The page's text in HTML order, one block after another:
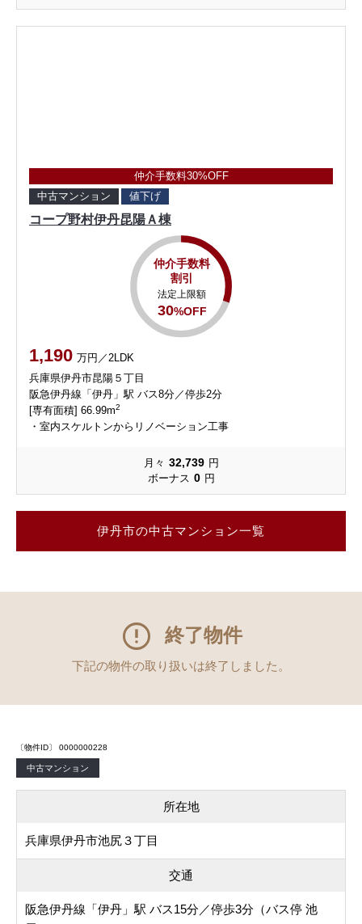
仲介手数料30%OFF
中古マンション
値下げ
コープ野村伊丹昆陽Ａ棟
仲介手数料
割引
法定上限額
30%OFF
1,190 万円／2LDK
兵庫県伊丹市昆陽５丁目
阪急伊丹線「伊丹」駅 バス8分／停歩2分
[専有面積] 66.99m2
・室内スケルトンからリノベーション工事
月々 32,739 円
ボーナス 0 円
伊丹市の中古マンション一覧
終了物件
下記の物件の取り扱いは終了しました。
〔物件ID〕 0000000228
中古マンション
所在地
兵庫県伊丹市池尻３丁目
交通
阪急伊丹線「伊丹」駅 バス15分／停歩3分（バス停 池